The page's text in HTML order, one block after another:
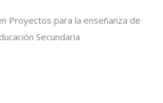
Proyectos para la enseñanza de
Secundaria